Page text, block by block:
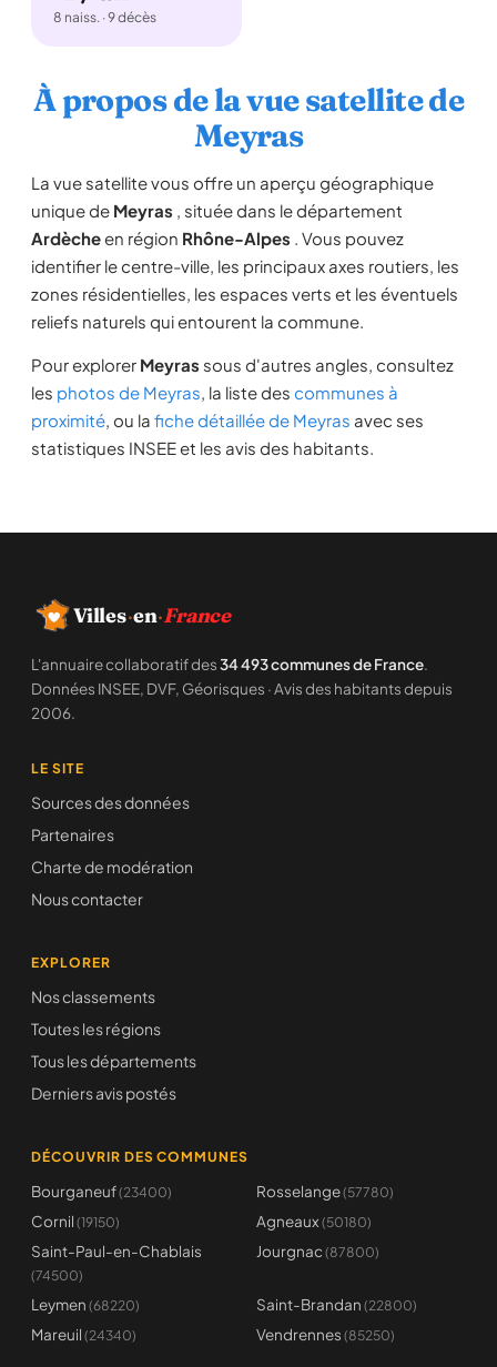
8 naiss. · 9 décès
À propos de la vue satellite de
Meyras
La vue satellite vous offre un aperçu géographique
unique de Meyras , située dans le département
Ardècheen région Rhône-Alpes . Vous pouvez
identifier le centre-ville, les principaux axes routiers, les
zones résidentielles, les espaces verts et les éventuels
reliefs naturels qui entourent la commune.
Pour explorer Meyras sous d'autres angles, consultez
les photos de Meyras, la liste des communes à
proximité, ou la fiche détaillée de Meyras avec ses
statistiques INSEE et les avis des habitants.
Villes·en·France
L'annuaire collaboratif des34 493 communes de France.
Données INSEE, DVF, Géorisques · Avis des habitants depuis
2006.
LE SITE
Sources des données
Partenaires
Charte de modération
Nous contacter
EXPLORER
Nos classements
Toutes les régions
Tous les départements
Derniers avis postés
DÉCOUVRIR DES COMMUNES
Bourganeuf(23400) Rosselange(57780)
Cornil (19150) Agneaux (50180)
Saint-Paul-en-Chablais
(74500)
Jourgnac (87800)
Leymen (68220) Saint-Brandan (22800)
Mareuil (24340) Vendrennes (85250)